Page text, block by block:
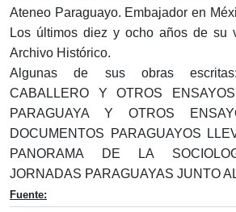
Ateneo Paraguayo. Embajador en
Los últimos diez y ocho años de su
Archivo Histórico.
Algunas de sus obras
CABALLERO Y OTROS
PARAGUAYA Y OTROS
DOCUMENTOS PARAGUAYOS
PANORAMA DE LA
JORNADAS PARAGUAYAS JUNTO
Fuente: